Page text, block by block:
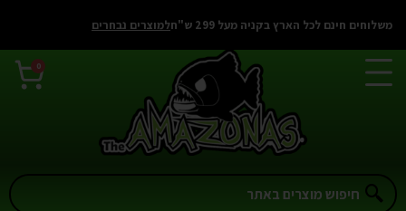
משלוחים חינם לכל הארץ בקניה מעל 299 ש"ח למוצרים נבחרים
0